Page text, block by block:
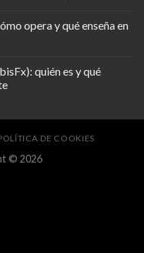
opera y qué enseña en
quién es y qué
DE COOKIES
© 2026